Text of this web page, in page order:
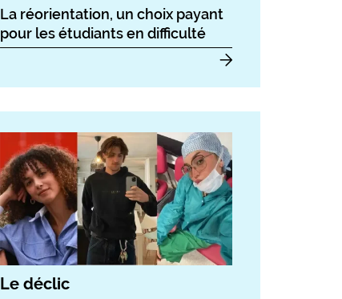
La réorientation, un choix payant
pour les étudiants en difficulté
Le déclic